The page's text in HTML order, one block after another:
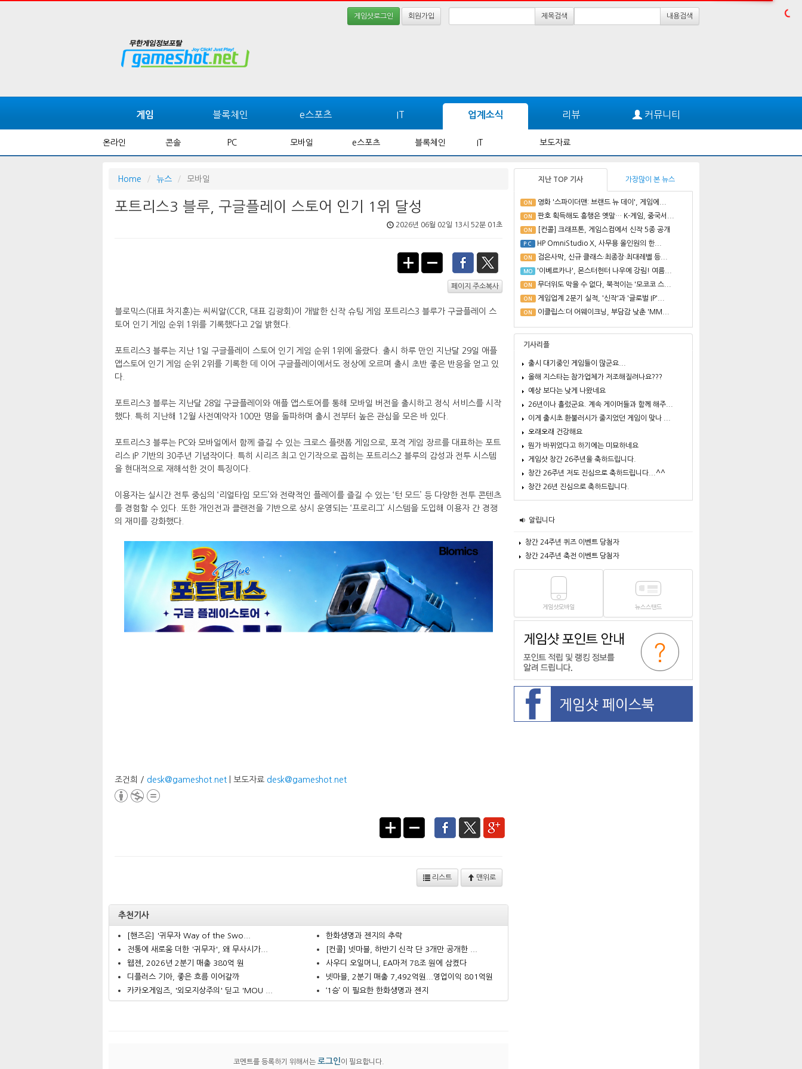
게임샷로그인 회원가입 제목검색 내용검색
게임 블록체인 e스포츠 IT 업계소식 리뷰 커뮤니티
온라인 콘솔 PC 모바일 e스포츠 블록체인 IT 보도자료
Home 뉴스 모바일
포트리스3 블루, 구글플레이 스토어 인기 1위 달성
2026년 06월 02일 13시 52분 01초
페이지 주소복사
블로믹스(대표 차지훈)는 씨씨알(CCR, 대표 김광회)이 개발한 신작 슈팅 게임 포트리스3 블루가 구글플레이 스
토어 인기 게임 순위 1위를 기록했다고 2일 밝혔다.
포트리스3 블루는 지난 1일 구글플레이 스토어 인기 게임 순위 1위에 올랐다. 출시 하루 만인 지난달 29일 애플
앱스토어 인기 게임 순위 2위를 기록한 데 이어 구글플레이에서도 정상에 오르며 출시 초반 좋은 반응을 얻고 있
다.
포트리스3 블루는 지난달 28일 구글플레이와 애플 앱스토어를 통해 모바일 버전을 출시하고 정식 서비스를 시작
했다. 특히 지난해 12월 사전예약자 100만 명을 돌파하며 출시 전부터 높은 관심을 모은 바 있다.
포트리스3 블루는 PC와 모바일에서 함께 즐길 수 있는 크로스 플랫폼 게임으로, 포격 게임 장르를 대표하는 포트
리스 IP 기반의 30주년 기념작이다. 특히 시리즈 최고 인기작으로 꼽히는 포트리스2 블루의 감성과 전투 시스템
을 현대적으로 재해석한 것이 특징이다.
이용자는 실시간 전투 중심의 ‘리얼타임 모드’와 전략적인 플레이를 즐길 수 있는 ‘턴 모드’ 등 다양한 전투 콘텐츠
를 경험할 수 있다. 또한 개인전과 클랜전을 기반으로 상시 운영되는 ‘프로리그’ 시스템을 도입해 이용자 간 경쟁
의 재미를 강화했다.
조건희 / desk@gameshot.net | 보도자료 desk@gameshot.net
리스트 맨위로
추천기사
[핸즈온] '귀무자 Way of the Swo...
전통에 새로움 더한 '귀무자', 왜 무사시가...
웹젠, 2026년 2분기 매출 380억 원
디플러스 기아, 좋은 흐름 이어갈까
카카오게임즈, '외모지상주의' 딛고 'MOU ...
한화생명과 젠지의 추락
[컨콜] 넷마블, 하반기 신작 단 3개만 공개한 ...
사우디 오일머니, EA마저 78조 원에 삼켰다
넷마블, 2분기 매출 7,492억원...영업이익 801억원
‘1승’ 이 필요한 한화생명과 젠지
코멘트를 등록하기 위해서는 로그인이 필요합니다.
지난 TOP 기사 가장많이 본 뉴스
ON 영화 '스파이더맨: 브랜드 뉴 데이', 게임에...
ON 판호 획득해도 흥행은 옛말… K-게임, 중국서...
ON [컨콜] 크래프톤, 게임스컴에서 신작 5종 공개
PC HP OmniStudio X, 사무용 올인원의 한...
ON 검은사막, 신규 클래스·최종장·최대레벨 등...
MO '이베르카나', 몬스터헌터 나우에 강림! 여름...
ON 무더위도 막을 수 없다, 북적이는 '모코코 스...
ON 게임업계 2분기 실적, '신작'과 '글로벌 IP'...
ON 이클립스:더 어웨이크닝, 부담감 낮춘 'MM...
기사리플
출시 대기중인 게임들이 많군요...
올해 지스타는 참가업체가 저조해질려나요???
예상 보다는 낮게 나왔네요
26년이나 흘렀군요. 계속 게이머들과 함께 해주...
이게 출시초 환불러시가 줄지었던 게임이 맞나 ...
오래오래 건강해요
뭔가 바뀌었다고 하기에는 미묘하네요
게임샷 창간 26주년을 축하드립니다.
창간 26주년 저도 진심으로 축하드립니다...^^
창간 26년 진심으로 축하드립니다.
알립니다
창간 24주년 퀴즈 이벤트 당첨자
창간 24주년 축전 이벤트 당첨자
게임샷모바일 뉴스스탠드